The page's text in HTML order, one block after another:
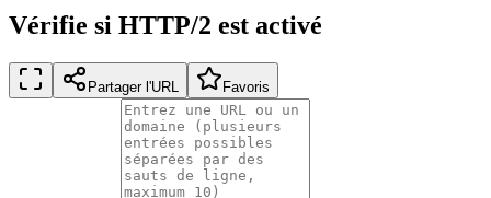
Vérifie si HTTP/2 est activé
Partager l'URL Favoris